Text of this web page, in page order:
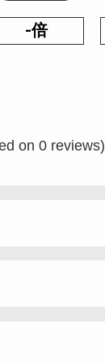
-倍
on 0 reviews)